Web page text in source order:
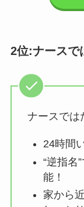
2位:ナースで
ナースでは
24時間
“逆指名
能！
家から